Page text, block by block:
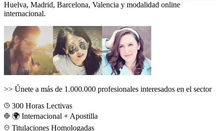
Huelva, Madrid, Barcelona, Valencia y modalidad online
internacional.
>> Únete a más de 1.000.000 profesionales interesados en el sector
300 Horas Lectivas
🌍 Internacional + Apostilla
Titulaciones Homologadas